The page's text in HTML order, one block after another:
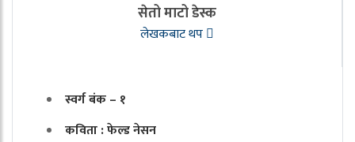
सेतो माटो डेस्क
लेखकबाट थप
स्वर्ग बंक – १
कविता : फेल्ड नेसन